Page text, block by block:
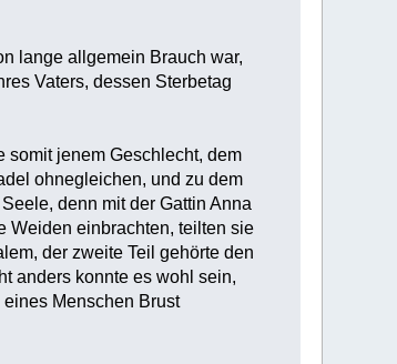
lange allgemein Brauch war,
Vaters, dessen Sterbetag
somit jenem Geschlecht, dem
ohnegleichen, und zu dem
denn mit der Gattin Anna
Weiden einbrachten, teilten sie
der zweite Teil gehörte den
anders konnte es wohl sein,
Menschen Brust